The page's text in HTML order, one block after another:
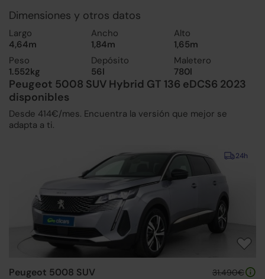
Dimensiones y otros datos
Largo
4,64m
Ancho
1,84m
Alto
1,65m
Peso
1.552kg
Depósito
56l
Maletero
780l
Peugeot 5008 SUV Hybrid GT 136 eDCS6 2023
disponibles
Desde 414€/mes. Encuentra la versión que mejor se
adapta a ti.
24h
Peugeot 5008 SUV 31.490€